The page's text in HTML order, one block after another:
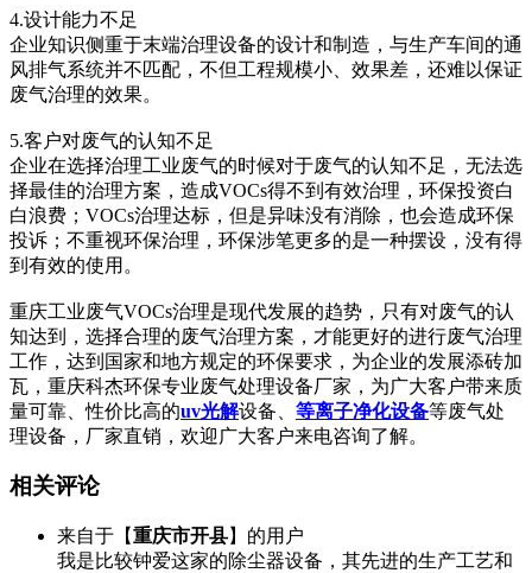
4.设计能力不足
企业知识侧重于末端治理设备的设计和制造，与生产车间的通
风排气系统并不匹配，不但工程规模小、效果差，还难以保证
废气治理的效果。
5.客户对废气的认知不足
企业在选择治理工业废气的时候对于废气的认知不足，无法选
择最佳的治理方案，造成VOCs得不到有效治理，环保投资白
白浪费；VOCs治理达标，但是异味没有消除，也会造成环保
投诉；不重视环保治理，环保涉笔更多的是一种摆设，没有得
到有效的使用。
重庆工业废气VOCs治理是现代发展的趋势，只有对废气的认
知达到，选择合理的废气治理方案，才能更好的进行废气治理
工作，达到国家和地方规定的环保要求，为企业的发展添砖加
瓦，重庆科杰环保专业废气处理设备厂家，为广大客户带来质
量可靠、性价比高的uv光解设备、 等离子净化设备等废气处
理设备，厂家直销，欢迎广大客户来电咨询了解。
相关评论
来自于【重庆市开县】的用户
我是比较钟爱这家的除尘器设备，其先进的生产工艺和